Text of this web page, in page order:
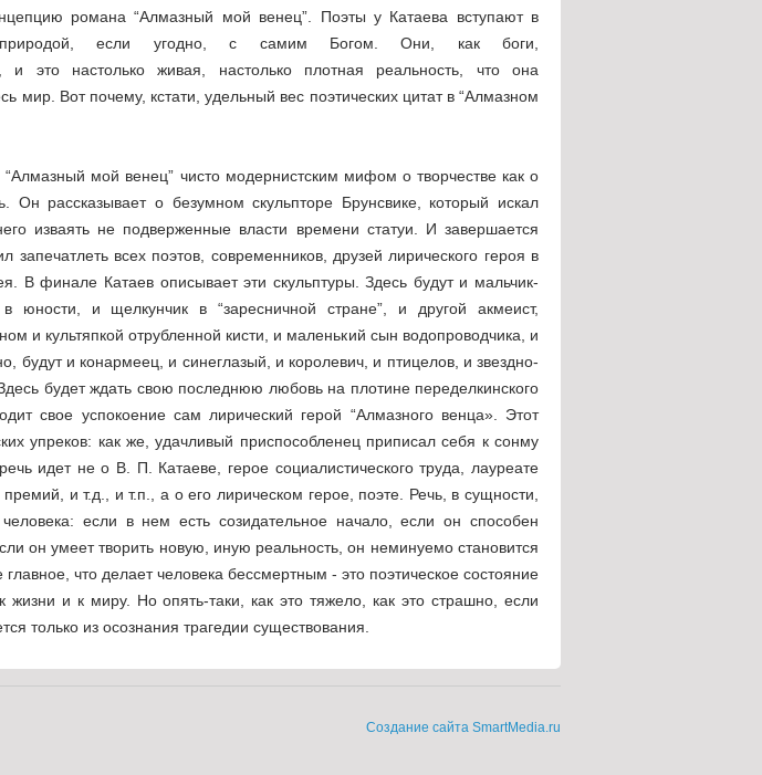
романа “Алмазный мой венец”. Поэты у Катаева вступают в
если угодно, с самим Богом. Они, как боги,
и это настолько живая, настолько плотная реальность, что она
мир. Вот почему, кстати, удельный вес поэтических цитат в “Алмазном
мой венец” чисто модернистским мифом о творчестве как о
Он рассказывает о безумном скульпторе Брунсвике, который искал
изваять не подверженные власти времени статуи. И завершается
запечатлеть всех поэтов, современников, друзей лирического героя в
В финале Катаев описывает эти скульптуры. Здесь будут и мальчик-
юности, и щелкунчик в “заресничной стране”, и другой акмеист,
и культяпкой отрубленной кисти, и маленький сын водопроводчика, и
будут и конармеец, и синеглазый, и королевич, и птицелов, и звездно-
будет ждать свою последнюю любовь на плотине переделкинского
свое успокоение сам лирический герой “Алмазного венца». Этот
упреков: как же, удачливый приспособленец приписал себя к сонму
идет не о В. П. Катаеве, герое социалистического труда, лауреате
премий, и т.д., и т.п., а о его лирическом герое, поэте. Речь, в сущности,
если в нем есть созидательное начало, если он способен
он умеет творить новую, иную реальность, он неминуемо становится
что делает человека бессмертным - это поэтическое состояние
жизни и к миру. Но опять-таки, как это тяжело, как это страшно, если
только из осознания трагедии существования.
Создание сайта SmartMedia.ru